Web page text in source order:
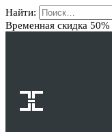
Найти:
Временная скидка 50%